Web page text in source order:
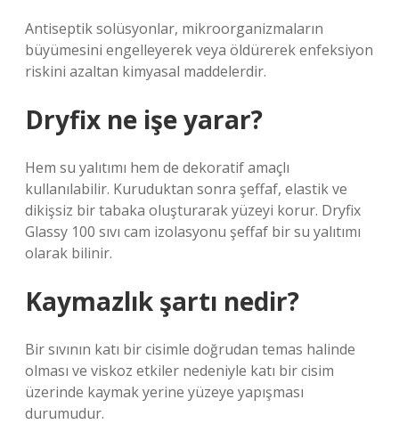
Antiseptik solüsyonlar, mikroorganizmaların
büyümesini engelleyerek veya öldürerek enfeksiyon
riskini azaltan kimyasal maddelerdir.
Dryfix ne işe yarar?
Hem su yalıtımı hem de dekoratif amaçlı
kullanılabilir. Kuruduktan sonra şeffaf, elastik ve
dikişsiz bir tabaka oluşturarak yüzeyi korur. Dryfix
Glassy 100 sıvı cam izolasyonu şeffaf bir su yalıtımı
olarak bilinir.
Kaymazlık şartı nedir?
Bir sıvının katı bir cisimle doğrudan temas halinde
olması ve viskoz etkiler nedeniyle katı bir cisim
üzerinde kaymak yerine yüzeye yapışması
durumudur.